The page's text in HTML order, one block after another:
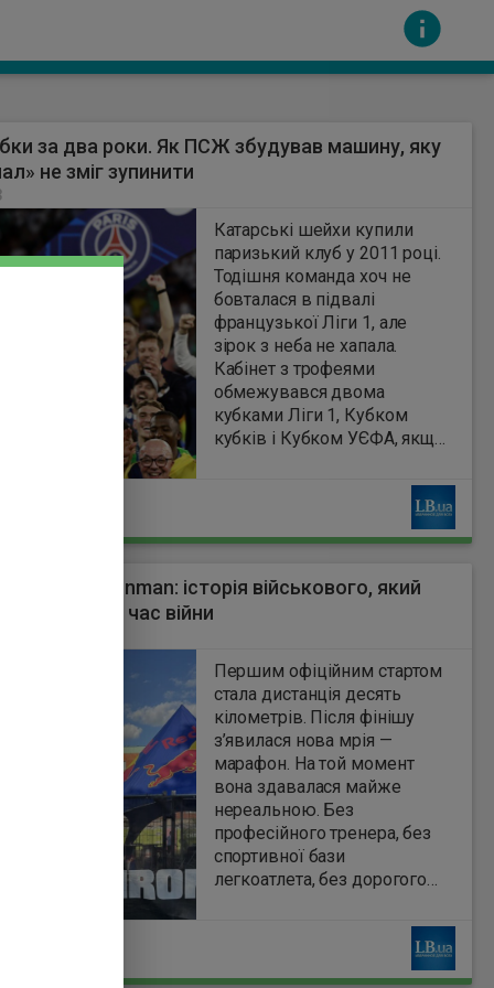
за вміст інших сайтів. Всі авторскі права
за два роки. Як ПСЖ збудував машину, яку
не зміг зупинити
Катарські шейхи купили
паризький клуб у 2011 році.
Тодішня команда хоч не
бовталася в підвалі
французької Ліги 1, але
зірок з неба не хапала.
Кабінет з трофеями
обмежувався двома
кубками Ліги 1, Кубком
кубків і Кубком УЄФА, якщо
до Ironman: історія військового, який
мріяти під час війни
Першим офіційним стартом
стала дистанція десять
кілометрів. Після фінішу
з’явилася нова мрія —
марафон. На той момент
вона здавалася майже
нереальною. Без
професійного тренера, без
спортивної бази
легкоатлета, без дорогого